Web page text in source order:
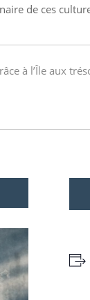
de ces
à l’Île aux